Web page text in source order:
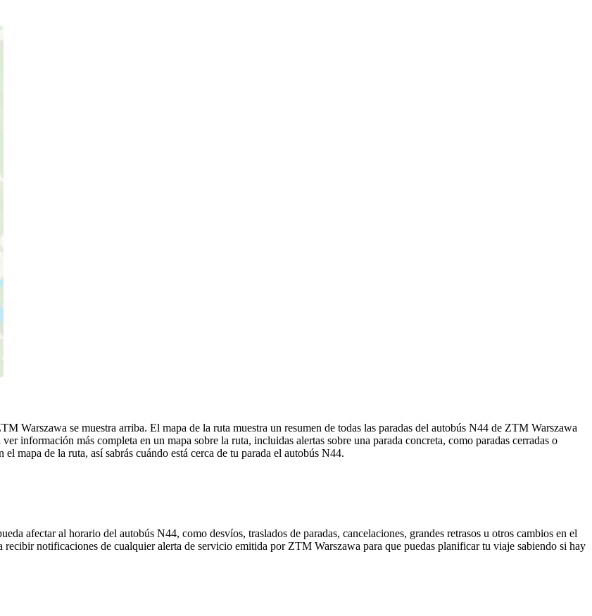
Warszawa se muestra arriba. El mapa de la ruta muestra un resumen de todas las paradas del autobús N44 de ZTM Warszawa
ver información más completa en un mapa sobre la ruta, incluidas alertas sobre una parada concreta, como paradas cerradas o
mapa de la ruta, así sabrás cuándo está cerca de tu parada el autobús N44.
afectar al horario del autobús N44, como desvíos, traslados de paradas, cancelaciones, grandes retrasos u otros cambios en el
recibir notificaciones de cualquier alerta de servicio emitida por ZTM Warszawa para que puedas planificar tu viaje sabiendo si hay